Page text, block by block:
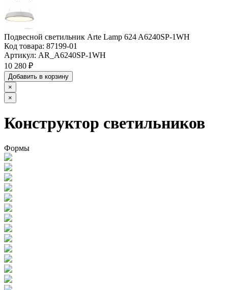
Подвесной светильник Arte Lamp 624 A6240SP-1WH
Код товара: 87199-01
Артикул: AR_A6240SP-1WH
10 280 ₽
Добавить в корзину
×
×
Конструктор светильников
Формы